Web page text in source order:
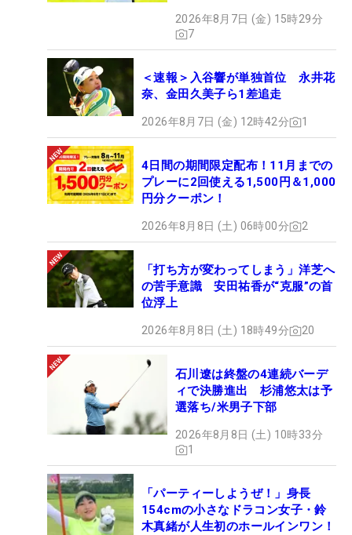
2026年8月7日 (金) 15時29分
7
＜速報＞入谷響が単独首位 永井花
奈、金田久美子ら1差追走
2026年8月7日 (金) 12時42分 1
4日間の期間限定配布！11月までの
プレーに2回使える1,500円＆1,000
円分クーポン！
2026年8月8日 (土) 06時00分 2
「打ち方が変わってしまう」洋芝へ
の苦手意識 安田祐香が“克服”の首
位浮上
2026年8月8日 (土) 18時49分 20
石川遼は終盤の4連続バーデ
ィで決勝進出 杉浦悠太は予
選落ち/米男子下部
2026年8月8日 (土) 10時33分
1
「パーティーしようぜ！」身長
154cmの小さなドラコン女子・鈴
木真緒が人生初のホールインワン！